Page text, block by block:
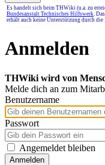
Es handelt sich beim THWiki (u.a. zu
Bundesanstalt Technisches Hilfswerk.
erhält auch keine Unterstützung durch
Anmelden
THWiki wird von
Melde dich an zum
Benutzername
Passwort
Angemeldet bleiben
Anmelden